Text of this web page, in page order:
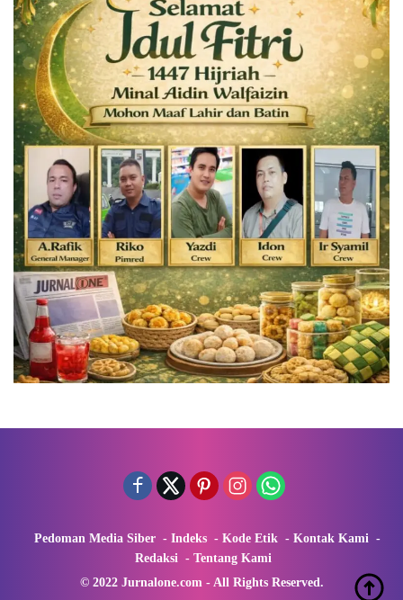
Pedoman Media Siber Indeks Kode Etik
Kontak Kami
Redaksi
Tentang Kami
© 2022 Jurnalone.com - All Rights Reserved.